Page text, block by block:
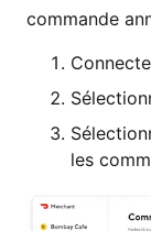
commande
les